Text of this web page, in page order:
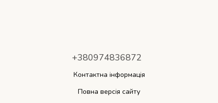
+380974836872
Контактна інформація
Повна версія сайту